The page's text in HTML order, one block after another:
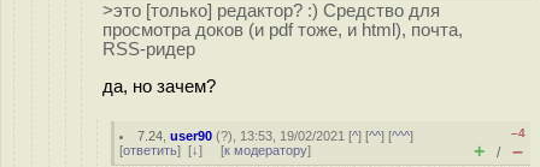
>это [только] редактор? :) Средство для
просмотра доков (и pdf тоже, и html), почта,
RSS-ридер
да, но зачем?
7.24 ,user90 (?), 13:53, 19/02/2021 [^] [^^] [^^^]
[ответить] [↓] [к модератору]
–4
+ / –